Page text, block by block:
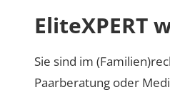
EliteXPERT
Sie sind im
Paarberatung oder